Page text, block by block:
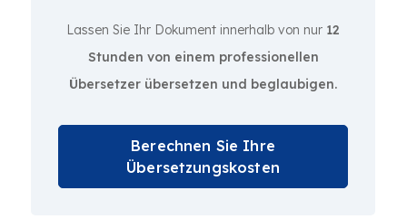
Lassen Sie Ihr Dokument innerhalb von nur 12
Stunden von einem professionellen
Übersetzer übersetzen und beglaubigen.
Berechnen Sie Ihre
Übersetzungskosten